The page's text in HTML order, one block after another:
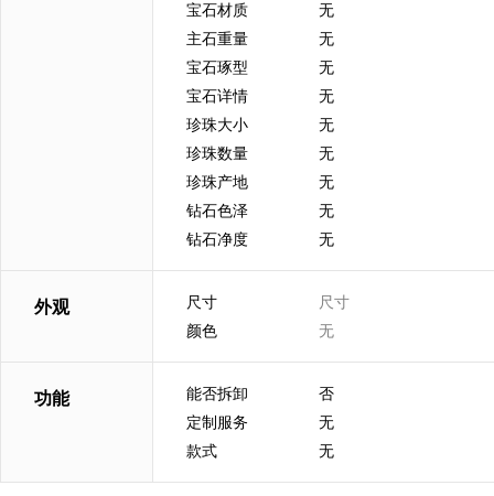
宝石材质
无
主石重量
无
宝石琢型
无
宝石详情
无
珍珠大小
无
珍珠数量
无
珍珠产地
无
钻石色泽
无
钻石净度
无
外观 尺寸
尺寸
颜色
无
功能 能否拆卸
否
定制服务
无
款式
无